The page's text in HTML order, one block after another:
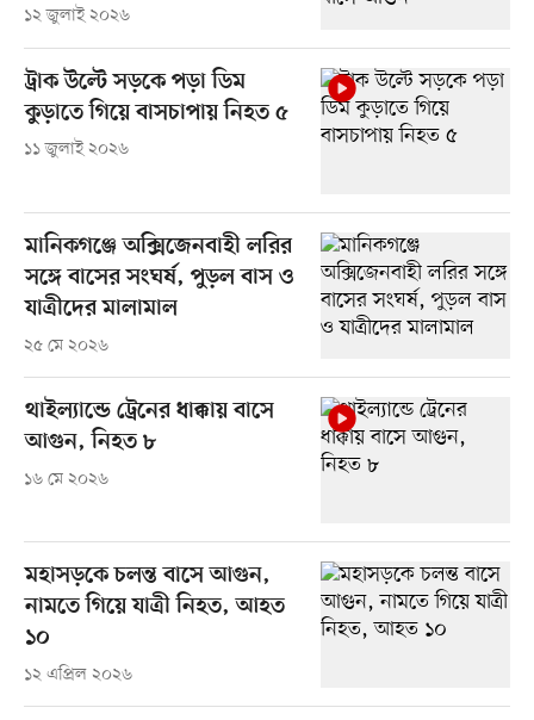
১২ জুলাই ২০২৬
ট্রাক উল্টে সড়কে পড়া ডিম
কুড়াতে গিয়ে বাসচাপায় নিহত ৫
১১ জুলাই ২০২৬
মানিকগঞ্জে অক্সিজেনবাহী লরির
সঙ্গে বাসের সংঘর্ষ, পুড়ল বাস ও
যাত্রীদের মালামাল
২৫ মে ২০২৬
থাইল্যান্ডে ট্রেনের ধাক্কায় বাসে
আগুন, নিহত ৮
১৬ মে ২০২৬
মহাসড়কে চলন্ত বাসে আগুন,
নামতে গিয়ে যাত্রী নিহত, আহত
১০
১২ এপ্রিল ২০২৬